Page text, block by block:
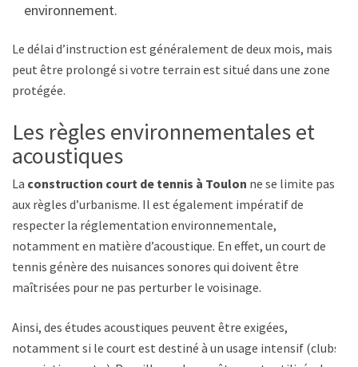
environnement.
Le délai d’instruction est généralement de deux mois, mais il
peut être prolongé si votre terrain est situé dans une zone
protégée.
Les règles environnementales et
acoustiques
La construction court de tennis à Toulon ne se limite pas
aux règles d’urbanisme. Il est également impératif de
respecter la réglementation environnementale,
notamment en matière d’acoustique. En effet, un court de
tennis génère des nuisances sonores qui doivent être
maîtrisées pour ne pas perturber le voisinage.
Ainsi, des études acoustiques peuvent être exigées,
notamment si le court est destiné à un usage intensif (clubs,